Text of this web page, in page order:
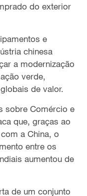
do exterior
e
chinesa
a modernização
verde,
de valor.
sobre Comércio e
que, graças ao
a China, o
entre os
aumentou de
de um conjunto